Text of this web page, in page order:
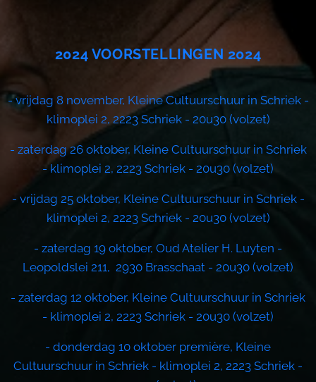
2024 VOORSTELLINGEN 2024
- vrijdag 8 november, Kleine Cultuurschuur in Schriek -
klimoplei 2, 2223 Schriek - 20u30 (volzet)
- zaterdag 26 oktober, Kleine Cultuurschuur in Schriek
- klimoplei 2, 2223 Schriek - 20u30 (volzet)
- vrijdag 25 oktober, Kleine Cultuurschuur in Schriek -
klimoplei 2, 2223 Schriek - 20u30 (volzet)
- zaterdag 19 oktober, Oud Atelier H. Luyten -
Leopoldslei 211, 2930 Brasschaat - 20u30 (volzet)
- zaterdag 12 oktober, Kleine Cultuurschuur in Schriek
- klimoplei 2, 2223 Schriek - 20u30 (volzet)
- donderdag 10 oktober première, Kleine
Cultuurschuur in Schriek - klimoplei 2, 2223 Schriek -